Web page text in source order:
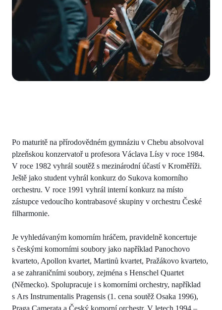
Po maturitě na přírodovědném gymnáziu v Chebu absolvoval
plzeňskou konzervatoř u profesora Václava Lísy v roce 1984.
V roce 1982 vyhrál soutěž s mezinárodní účastí v Kroměříži.
Ještě jako student vyhrál konkurz do Sukova komorního
orchestru. V roce 1991 vyhrál interní konkurz na místo
zástupce vedoucího kontrabasové skupiny v orchestru České
filharmonie.
Je vyhledávaným komorním hráčem, pravidelně koncertuje
s českými komorními soubory jako například Panochovo
kvarteto, Apollon kvartet, Martinů kvartet, Pražákovo kvarteto,
a se zahraničními soubory, zejména s Henschel Quartet
(Německo). Spolupracuje i s komorními orchestry, například
s Ars Instrumentalis Pragensis (1. cena soutěž Osaka 1996),
Praga Camerata a Český komorní orchestr. V letech 1994 –